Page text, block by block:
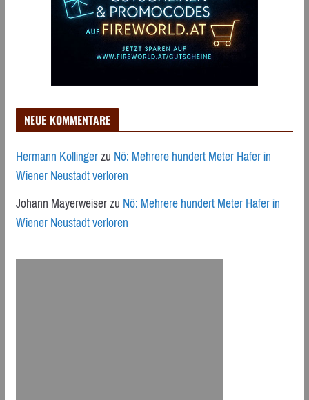
NEUE KOMMENTARE
Hermann KollingerzuNö: Mehrere hundert Meter Hafer in
Wiener Neustadt verloren
Johann MayerweiserzuNö: Mehrere hundert Meter Hafer in
Wiener Neustadt verloren